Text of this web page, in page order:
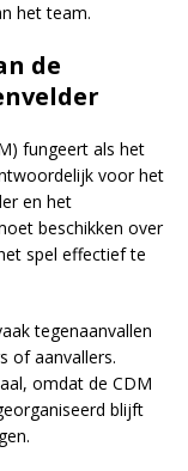
het team.
de
fungeert als het
voor het
en het
beschikken over
spel effectief te
tegenaanvallen
of aanvallers.
omdat de CDM
blijft